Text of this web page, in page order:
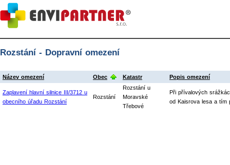
Rozstání - Dopravní omezení
Název omezení Obec Katastr Popis omezení
Zaplavení hlavní silnice III/3712 u
obecního úřadu Rozstání
Rozstání
Rozstání u
Moravské
Třebové
Při přívalových
od Kaisrova lesa a tím